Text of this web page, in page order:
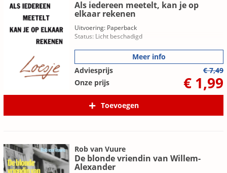
Als iedereen meetelt, kan je op
elkaar rekenen
Uitvoering: Paperback
Status: Licht beschadigd
Meer info
Adviesprijs
€ 7,49
Onze prijs
€ 1,99
Toevoegen
Rob van Vuure
De blonde vriendin van Willem-
Alexander